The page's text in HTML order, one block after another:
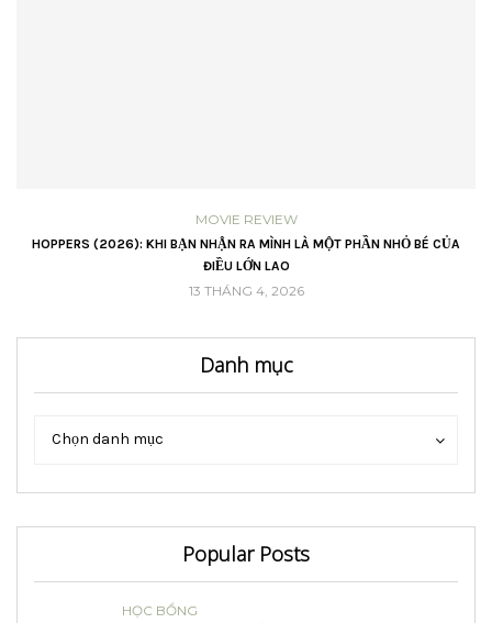
MOVIE REVIEW
HOPPERS (2026): KHI BẠN NHẬN RA MÌNH LÀ MỘT PHẦN NHỎ BÉ CỦA
ĐIỀU LỚN LAO
13 THÁNG 4, 2026
Danh mục
Chọn danh mục
Danh
Popular Posts
HỌC BỔNG